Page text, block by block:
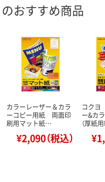
おすすめ商品
カラーレーザー＆カラ
ーコピー用紙 両面印
刷用マット紙…
¥2,090（税込）
コクヨ
ー&カ
（厚紙